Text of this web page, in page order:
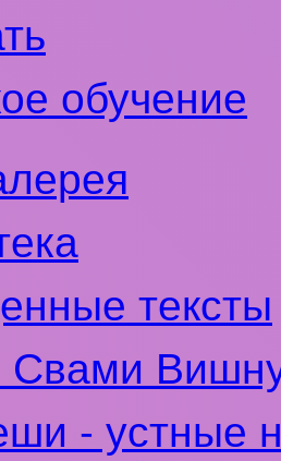
обучение
тексты
Свами
- устные